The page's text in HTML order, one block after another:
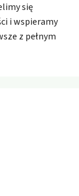
się
i wspieramy
z pełnym